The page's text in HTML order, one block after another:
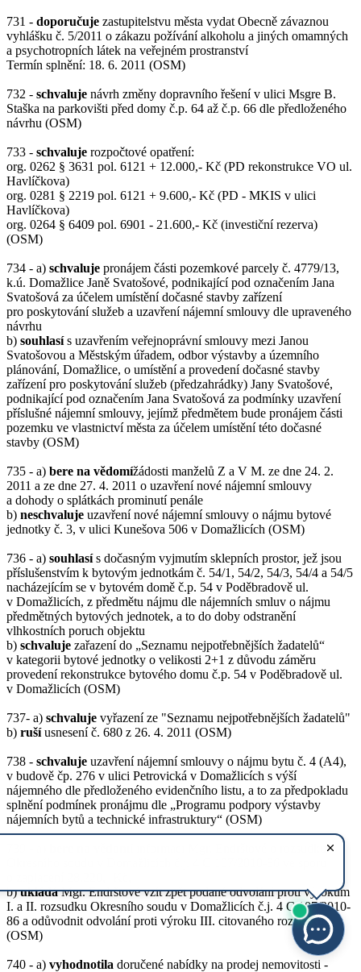
731 - doporučuje zastupitelstvu města vydat Obecně závaznou
vyhlášku č. 5/2011 o zákazu požívání alkoholu a jiných omamných
a psychotropních látek na veřejném prostranství
Termín splnění: 18. 6. 2011 (OSM)
732 - schvaluje návrh změny dopravního řešení v ulici Msgre B.
Staška na parkovišti před domy č.p. 64 až č.p. 66 dle předloženého
návrhu (OSM)
733 - schvaluje rozpočtové opatření:
org. 0262 § 3631 pol. 6121 + 12.000,- Kč (PD rekonstrukce VO ul.
Havlíčkova)
org. 0281 § 2219 pol. 6121 + 9.600,- Kč (PD - MKIS v ulici
Havlíčkova)
org. 0264 § 6409 pol. 6901 - 21.600,- Kč (investiční rezerva)
(OSM)
734 - a) schvaluje pronájem části pozemkové parcely č. 4779/13,
k.ú. Domažlice Janě Svatošové, podnikající pod označením Jana
Svatošová za účelem umístění dočasné stavby zařízení
pro poskytování služeb a uzavření nájemní smlouvy dle upraveného
návrhu
b) souhlasís uzavřením veřejnoprávní smlouvy mezi Janou
Svatošovou a Městským úřadem, odbor výstavby a územního
plánování, Domažlice, o umístění a provedení dočasné stavby
zařízení pro poskytování služeb (předzahrádky) Jany Svatošové,
podnikající pod označením Jana Svatošová za podmínky uzavření
příslušné nájemní smlouvy, jejímž předmětem bude pronájem části
pozemku ve vlastnictví města za účelem umístění této dočasné
stavby (OSM)
735 - a) bere na vědomížádosti manželů Z a V M. ze dne 24. 2.
2011 a ze dne 27. 4. 2011 o uzavření nové nájemní smlouvy
a dohody o splátkách prominutí penále
b) neschvaluje uzavření nové nájemní smlouvy o nájmu bytové
jednotky č. 3, v ulici Kunešova 506 v Domažlicích (OSM)
736 - a) souhlasís dočasným vyjmutím sklepních prostor, jež jsou
příslušenstvím k bytovým jednotkám č. 54/1, 54/2, 54/3, 54/4 a 54/5
nacházejícím se v bytovém domě č.p. 54 v Poděbradově ul.
v Domažlicích, z předmětu nájmu dle nájemních smluv o nájmu
předmětných bytových jednotek, a to do doby odstranění
vlhkostních poruch objektu
b) schvaluje zařazení do „Seznamu nejpotřebnějších žadatelů“
v kategorii bytové jednotky o velikosti 2+1 z důvodu záměru
provedení rekonstrukce bytového domu č.p. 54 v Poděbradově ul.
v Domažlicích (OSM)
737- a) schvaluje vyřazení ze "Seznamu nejpotřebnějších žadatelů"
b) rušíusnesení č. 680 z 26. 4. 2011 (OSM)
738 - schvaluje uzavření nájemní smlouvy o nájmu bytu č. 4 (A4),
v budově čp. 276 v ulici Petrovická v Domažlicích s výší
nájemného dle předloženého evidenčního listu, a to za předpokladu
splnění podmínek pronájmu dle „Programu podpory výstavby
nájemních bytů a technické infrastruktury“ (OSM)
b)ukládáMgr. Endrštové vzít zpět podané odvolání proti výrokům
I. a II. rozsudku Okresního soudu v Domažlicích č.j. 4 C 107/2010-
86 a odůvodnit odvolání proti výroku III. citovaného rozsudku
(OSM)
740 - a) vyhodnotila doručené nabídky na prodej nemovitosti -